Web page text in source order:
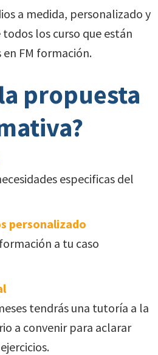
a medida, personalizado y
los curso que están
FM formación.
propuesta
especificas del
personalizado
a tu caso
tendrás una tutoría a la
a convenir para aclarar